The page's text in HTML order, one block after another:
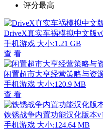
评分最高
DriveX真实车祸模拟中文版
手机游戏 大小:1.21 GB
查 看
闲置超市大亨经营策略与资
手机游戏 大小:120.9 MB
查 看
铁锈战争内置功能汉化版本
手机游戏 大小:124.64 MB